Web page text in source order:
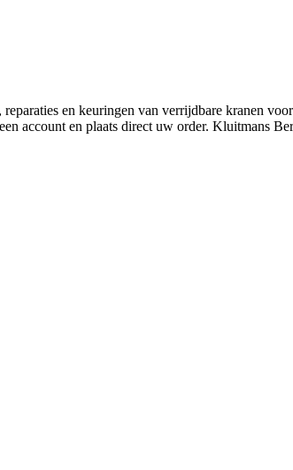
en keuringen van verrijdbare kranen
account en plaats direct uw order. Kluitmans